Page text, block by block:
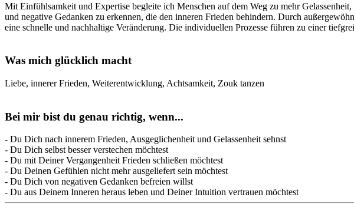
Mit Einfühlsamkeit und Expertise begleite ich Menschen auf dem Weg zu mehr
und negative Gedanken zu erkennen, die den inneren Frieden behindern. Durch
eine schnelle und nachhaltige Veränderung. Die individuellen Prozesse führen zu einer
Was mich glücklich macht
Liebe, innerer Frieden, Weiterentwicklung, Achtsamkeit, Zouk tanzen
Bei mir bist du genau richtig, wenn...
- Du Dich nach innerem Frieden, Ausgeglichenheit und Gelassenheit sehnst
- Du Dich selbst besser verstechen möchtest
- Du mit Deiner Vergangenheit Frieden schließen möchtest
- Du Deinen Gefühlen nicht mehr ausgeliefert sein möchtest
- Du Dich von negativen Gedanken befreien willst
- Du aus Deinem Inneren heraus leben und Deiner Intuition vertrauen möchtest